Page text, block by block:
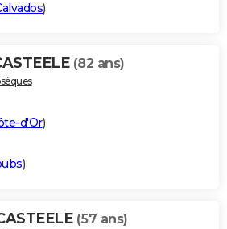
)
(82 ans)
d'Or)
)
(57 ans)